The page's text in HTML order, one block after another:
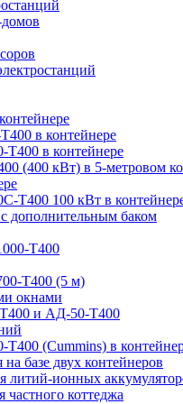
в контейнере
в контейнере
(400 кВт) в 5-метровом
Т400 100 кВт в
дополнительным баком
Т400
Т400 (5 м)
окнами
и АД-50-Т400
(Cummins) в
базе двух контейнеров
литий-ионных
коттеджа